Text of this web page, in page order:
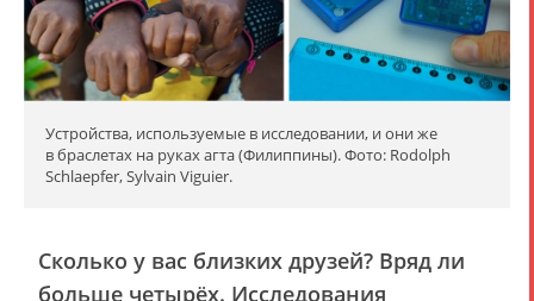
Устройства, используемые в исследовании, и они же
в браслетах на руках агта (Филиппины). Фото: Rodolph
Schlaepfer, Sylvain Viguier.
Сколько у вас близких друзей? Вряд ли
больше четырёх. Исследования